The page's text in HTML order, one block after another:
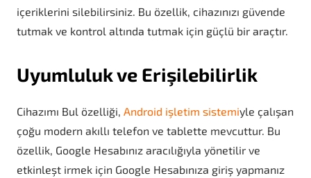
içeriklerini silebilirsiniz. Bu özellik, cihazınızı güvende
tutmak ve kontrol altında tutmak için güçlü bir araçtır.
Uyumluluk ve Erişilebilirlik
Cihazımı Bul özelliği, Android işletim sistemiyle çalışan
çoğu modern akıllı telefon ve tablette mevcuttur. Bu
özellik, Google Hesabınız aracılığıyla yönetilir ve
etkinleşt irmek için Google Hesabınıza giriş yapmanız